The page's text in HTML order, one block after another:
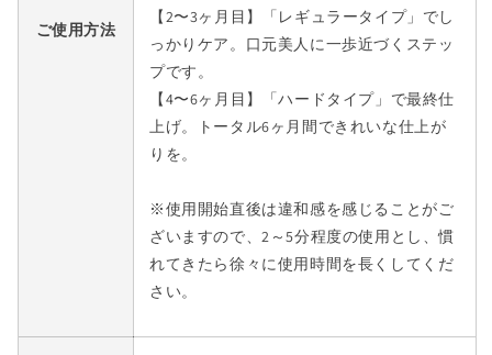
ご使用方法
【2〜3ヶ月目】「レギュラータイプ」でし
っかりケア。口元美人に一歩近づくステッ
プです。
【4〜6ヶ月目】「ハードタイプ」で最終仕
上げ。トータル6ヶ月間できれいな仕上が
りを。
※使用開始直後は違和感を感じることがご
ざいますので、2～5分程度の使用とし、慣
れてきたら徐々に使用時間を長くしてくだ
さい。